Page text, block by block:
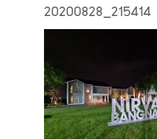
20200828_215414